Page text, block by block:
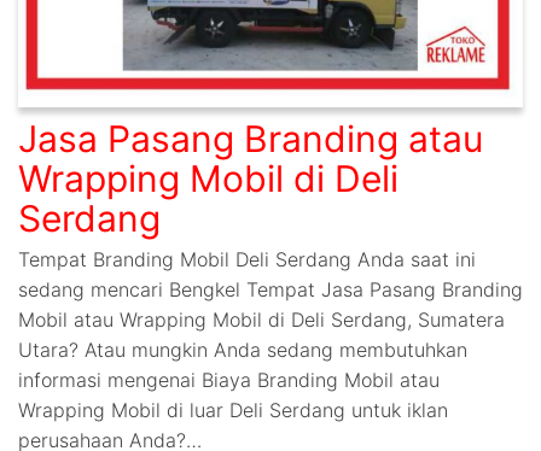
Jasa Pasang Branding atau
Wrapping Mobil di Deli
Serdang
Tempat Branding Mobil Deli Serdang Anda saat ini
sedang mencari Bengkel Tempat Jasa Pasang Branding
Mobil atau Wrapping Mobil di Deli Serdang, Sumatera
Utara? Atau mungkin Anda sedang membutuhkan
informasi mengenai Biaya Branding Mobil atau
Wrapping Mobil di luar Deli Serdang untuk iklan
perusahaan Anda?…